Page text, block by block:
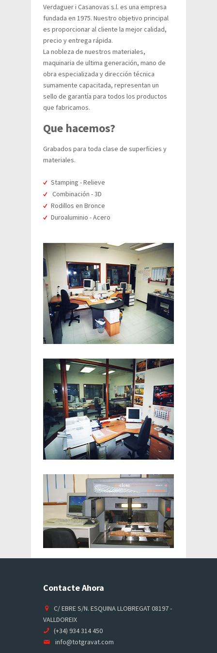
Verdaguer i Casanovas s.l. es una empresa
fundada en 1975. Nuestro objetivo principal
es proporcionar al cliente la mejor calidad,
precio y entrega rápida.
La nobleza de nuestros materiales,
maquinaria de ultima generación, mano de
obra especializada y dirección técnica
sumamente capacitada, representan un
sello de garantía para todos los productos
que fabricamos.
Que hacemos?
Grabados para toda clase de superficies y
materiales.
Stamping - Relieve
Combinación - 3D
Rodillos en Bronce
Duroaluminio - Acero
Contacte Ahora
C/ EBRE S/N. ESQUINA LLOBREGAT 08197 -
VALLDOREIX
(+34) 934 314 450
info@totgravat.com